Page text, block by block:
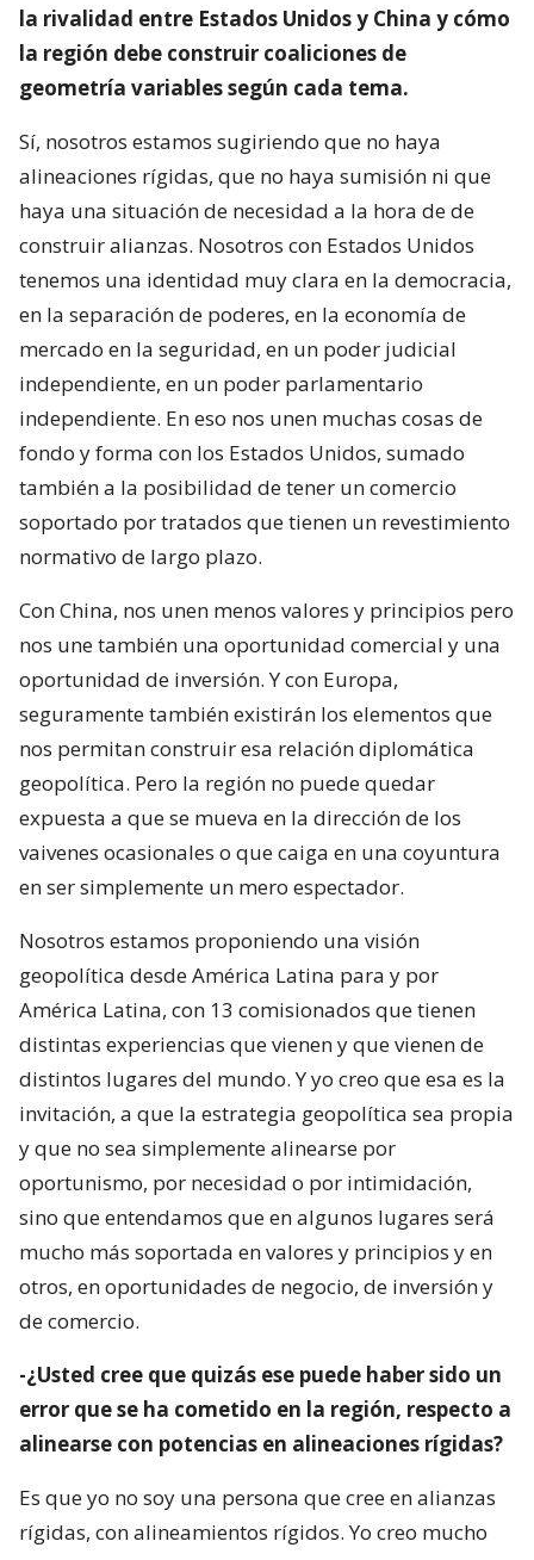
la rivalidad entre Estados Unidos y China y cómo
la región debe construir coaliciones de
geometría variables según cada tema.
Sí, nosotros estamos sugiriendo que no haya
alineaciones rígidas, que no haya sumisión ni que
haya una situación de necesidad a la hora de de
construir alianzas. Nosotros con Estados Unidos
tenemos una identidad muy clara en la democracia,
en la separación de poderes, en la economía de
mercado en la seguridad, en un poder judicial
independiente, en un poder parlamentario
independiente. En eso nos unen muchas cosas de
fondo y forma con los Estados Unidos, sumado
también a la posibilidad de tener un comercio
soportado por tratados que tienen un revestimiento
normativo de largo plazo.
Con China, nos unen menos valores y principios pero
nos une también una oportunidad comercial y una
oportunidad de inversión. Y con Europa,
seguramente también existirán los elementos que
nos permitan construir esa relación diplomática
geopolítica. Pero la región no puede quedar
expuesta a que se mueva en la dirección de los
vaivenes ocasionales o que caiga en una coyuntura
en ser simplemente un mero espectador.
Nosotros estamos proponiendo una visión
geopolítica desde América Latina para y por
América Latina, con 13 comisionados que tienen
distintas experiencias que vienen y que vienen de
distintos lugares del mundo. Y yo creo que esa es la
invitación, a que la estrategia geopolítica sea propia
y que no sea simplemente alinearse por
oportunismo, por necesidad o por intimidación,
sino que entendamos que en algunos lugares será
mucho más soportada en valores y principios y en
otros, en oportunidades de negocio, de inversión y
de comercio.
-¿Usted cree que quizás ese puede haber sido un
error que se ha cometido en la región, respecto a
alinearse con potencias en alineaciones rígidas?
Es que yo no soy una persona que cree en alianzas
rígidas, con alineamientos rígidos. Yo creo mucho